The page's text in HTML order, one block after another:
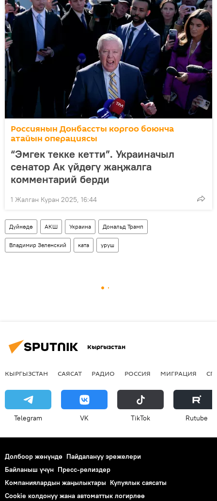
Россиянын Донбассты коргоо боюнча
атайын операциясы
“Эмгек текке кетти”. Украиначыл
сенатор Ак үйдөгү жаңжалга
комментарий берди
1 Жалган Куран 2025, 16:44
Дүйнөдө АКШ Украина Дональд Трамп
Владимир Зеленский ката уруш
Кыргызстан
КЫРГЫЗСТАН САЯСАТ РАДИО РОССИЯ МИГРАЦИЯ
Telegram VK ТikТоk Rutube
Долбоор жөнүндө Пайдалануу эрежелери
Байланыш үчүн Пресс-релиздер
Компаниялардын жаңылыктары Купуялык саясаты
Cookie колдонуу жана автоматтык логирлөө